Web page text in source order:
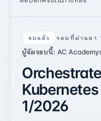
จบแล้ว รอบที่ผ่านมา
ผู้จัดรอบนี้: AC
1/2026